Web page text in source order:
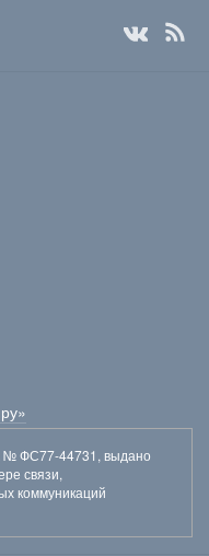
№ ФС77-44731, выдано
связи,
коммуникаций